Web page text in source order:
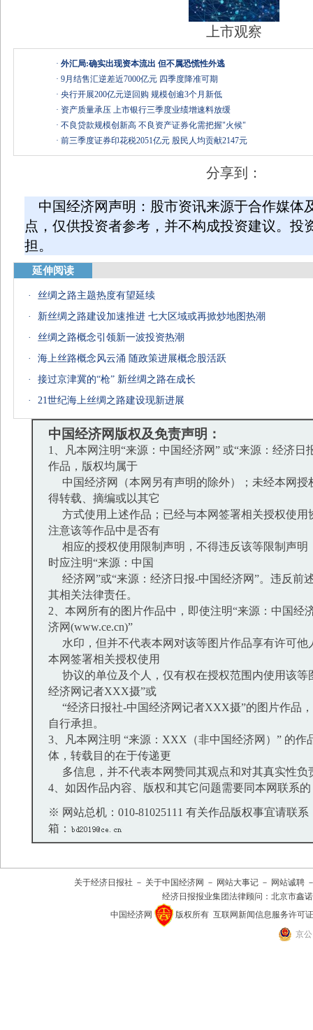
上市观察
· 外汇局:确实出现资本流出 但不属恐慌性外逃
· 9月结售汇逆差近7000亿元 四季度降准可期
· 央行开展200亿元逆回购 规模创逾3个月新低
· 资产质量承压 上市银行三季度业绩增速料放缓
· 不良贷款规模创新高 不良资产证券化需把握"火候"
· 前三季度证券印花税2051亿元 股民人均贡献2147元
分享到：
中国经济网声明：股市资讯来源于合作媒体
点，仅供投资者参考，并不构成投资建议。投
担。
延伸阅读
·
丝绸之路主题热度有望延续
·
新丝绸之路建设加速推进 七大区域或再掀炒地图热潮
·
丝绸之路概念引领新一波投资热潮
·
海上丝路概念风云涌 随政策进展概念股活跃
·
接过京津冀的“枪” 新丝绸之路在成长
·
21世纪海上丝绸之路建设现新进展
中国经济网版权及免责声明：
1、凡本网注明“来源：中国经济网” 或“来源：经济日
作品，版权均属于
中国经济网（本网另有声明的除外）；未经本网授
得转载、摘编或以其它
方式使用上述作品；已经与本网签署相关授权使用
注意该等作品中是否有
相应的授权使用限制声明，不得违反该等限制声明
时应注明“来源：中国
经济网”或“来源：经济日报-中国经济网”。违反前
其相关法律责任。
2、本网所有的图片作品中，即使注明“来源：中国经
济网(www.ce.cn)”
水印，但并不代表本网对该等图片作品享有许可他
本网签署相关授权使用
协议的单位及个人，仅有权在授权范围内使用该等
经济网记者XXX摄”或
“经济日报社-中国经济网记者XXX摄”的图片作品
自行承担。
3、凡本网注明 “来源：XXX（非中国经济网）” 的作
体，转载目的在于传递更
多信息，并不代表本网赞同其观点和对其真实性负
4、如因作品内容、版权和其它问题需要同本网联系
※ 网站总机：010-81025111 有关作品版权事宜请联系
箱：
关于经济日报社 － 关于中国经济网 － 网站大事记 － 网站诚聘
经济日报报业集团法律顾问： 北京市鑫
中国经济网
版权所有 互联网新闻信息服务许可证
京公